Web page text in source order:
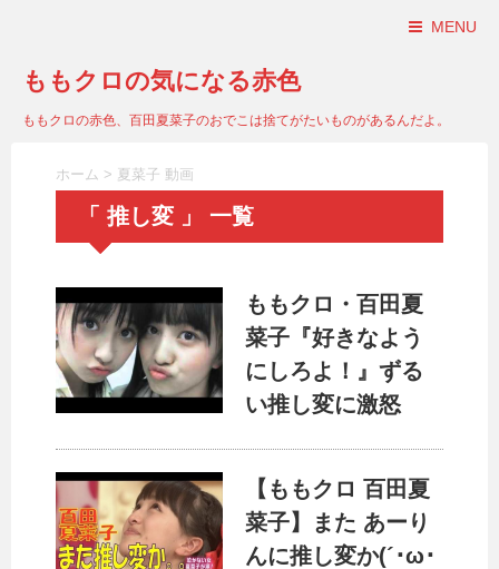
MENU
ももクロの気になる赤色
ももクロの赤色、百田夏菜子のおでこは捨てがたいものがあるんだよ。
ホーム > 夏菜子 動画
「 推し変 」 一覧
ももクロ・百田夏
菜子『好きなよう
にしろよ！』ずる
い推し変に激怒
【ももクロ 百田夏
菜子】また あーり
んに推し変か(´･ω･